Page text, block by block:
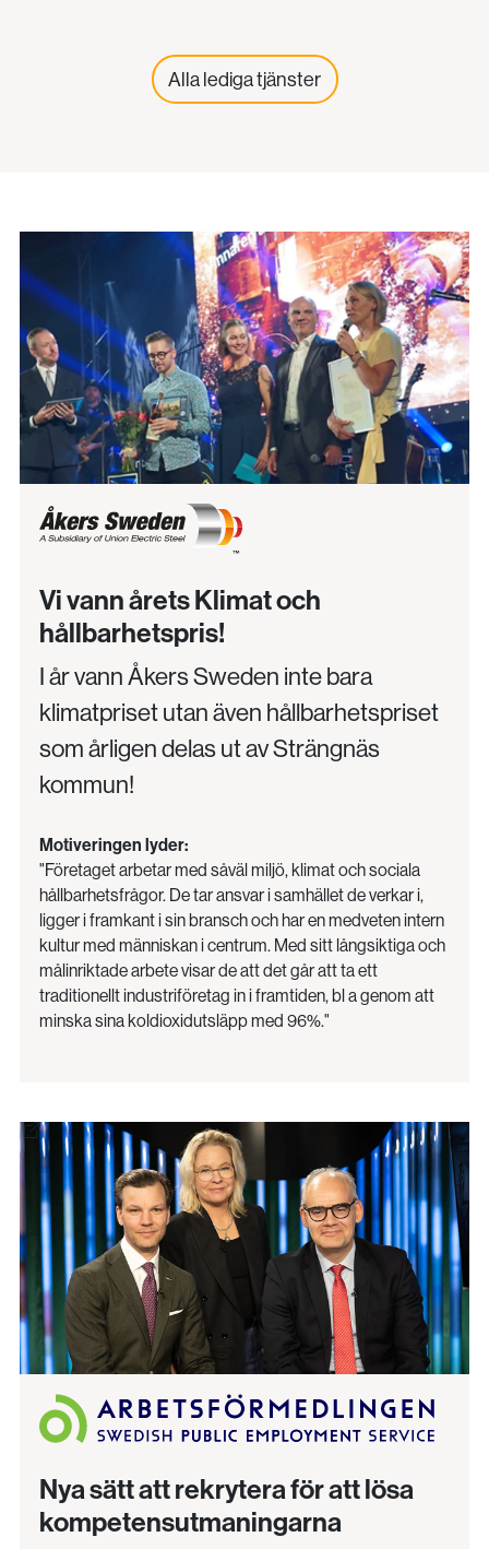
Alla lediga tjänster
Vi vann årets Klimat och
hållbarhetspris!
I år vann Åkers Sweden inte bara
klimatpriset utan även hållbarhetspriset
som årligen delas ut av Strängnäs
kommun!
Motiveringen lyder:
"Företaget arbetar med såväl miljö, klimat och sociala
hållbarhetsfrågor. De tar ansvar i samhället de verkar i,
ligger i framkant i sin bransch och har en medveten intern
kultur med människan i centrum. Med sitt långsiktiga och
målinriktade arbete visar de att det går att ta ett
traditionellt industriföretag in i framtiden, bl a genom att
minska sina koldioxidutsläpp med 96%."
Nya sätt att rekrytera för att lösa
kompetensutmaningarna